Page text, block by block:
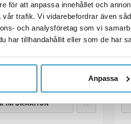
för att anpassa innehållet och
trafik. Vi vidarebefordrar även
och analysföretag som vi
har tillhandahållit eller som de har
Anpassa
INFORMATION
1